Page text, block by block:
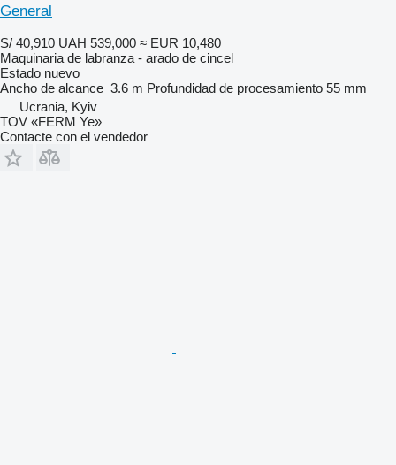
General
S/ 40,910 UAH 539,000 ≈ EUR 10,480
Maquinaria de labranza - arado de cincel
Estado nuevo
Ancho de alcance 3.6 m Profundidad de procesamiento 55 mm
Ucrania, Kyiv
TOV «FERM Ye»
Contacte con el vendedor